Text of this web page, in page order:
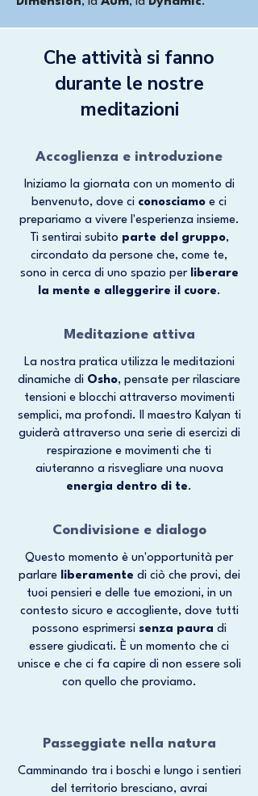
Che attività si fanno
durante le nostre
meditazioni
Accoglienza e introduzione
Iniziamo la giornata con un momento di
benvenuto, dove ci conosciamo e ci
prepariamo a vivere l'esperienza insieme.
Ti sentirai subito parte del gruppo,
circondato da persone che, come te,
sono in cerca di uno spazio per liberare
la mente e alleggerire il cuore.
Meditazione attiva
La nostra pratica utilizza le meditazioni
dinamiche di Osho, pensate per rilasciare
tensioni e blocchi attraverso movimenti
semplici, ma profondi. Il maestro Kalyan ti
guiderà attraverso una serie di esercizi di
respirazione e movimenti che ti
aiuteranno a risvegliare una nuova
energia dentro di te.
Condivisione e dialogo
Questo momento è un'opportunità per
parlare liberamente di ciò che provi, dei
tuoi pensieri e delle tue emozioni, in un
contesto sicuro e accogliente, dove tutti
possono esprimersi senza paura di
essere giudicati. È un momento che ci
unisce e che ci fa capire di non essere soli
con quello che proviamo.
Passeggiate nella natura
Camminando tra i boschi e lungo i sentieri
del territorio bresciano, avrai